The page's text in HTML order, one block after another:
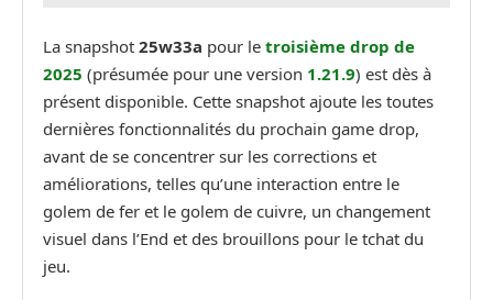
La snapshot 25w33a pour le troisième drop de
2025 (présumée pour une version 1.21.9) est dès à
présent disponible. Cette snapshot ajoute les toutes
dernières fonctionnalités du prochain game drop,
avant de se concentrer sur les corrections et
améliorations, telles qu’une interaction entre le
golem de fer et le golem de cuivre, un changement
visuel dans l’End et des brouillons pour le tchat du
jeu.